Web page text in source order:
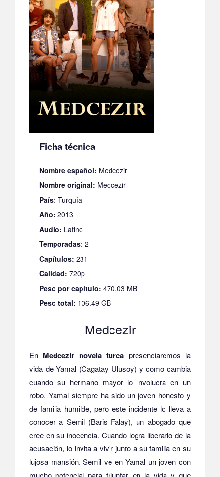
Ficha técnica
Nombre español: Medcezir
Nombre original: Medcezir
País: Turquía
Año: 2013
Audio: Latino
Temporadas: 2
Capítulos: 231
Calidad: 720p
Peso por capítulo: 470.03 MB
Peso total: 106.49 GB
Medcezir
En Medcezir novela turca presenciaremos la
vida de Yamal (Cagatay Ulusoy) y como cambia
cuando su hermano mayor lo involucra en un
robo. Yamal siempre ha sido un joven honesto y
de familia humilde, pero este incidente lo lleva a
conocer a Semil (Baris Falay), un abogado que
cree en su inocencia. Cuando logra liberarlo de la
acusación, lo invita a vivir junto a su familia en su
lujosa mansión. Semil ve en Yamal un joven con
mucho potencial para triunfar en la vida y que